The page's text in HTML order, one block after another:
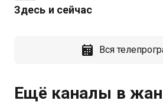
Здесь и сейчас
Вся
Ещё каналы в